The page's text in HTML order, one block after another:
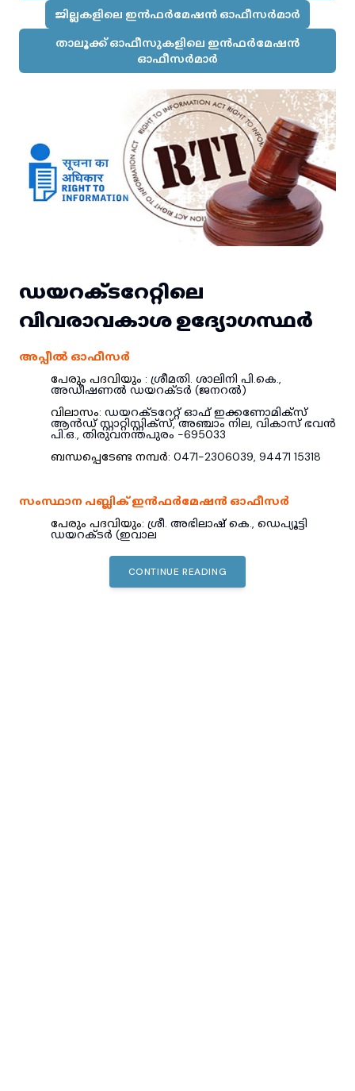
ജില്ലകളിലെ ഇൻഫർമേഷൻ ഓഫീസർമാർ
താലൂക്ക് ഓഫീസുകളിലെ ഇൻഫർമേഷൻ
ഓഫീസർമാർ
ഡയറക്ടറേറ്റിലെ
വിവരാവകാശ ഉദ്യോഗസ്ഥർ
അപ്പീൽ ഓഫീസർ
പേരും പദവിയും : ശ്രീമതി. ശാലിനി പി.കെ.,
അഡീഷണൽ ഡയറക്ടർ (ജനറൽ)
വിലാസം: ഡയറക്ടറേറ്റ് ഓഫ് ഇക്കണോമിക്സ്
ആൻഡ് സ്റ്റാറ്റിസ്റ്റിക്സ്, അഞ്ചാം നില, വികാസ് ഭവൻ
പി.ഒ., തിരുവനന്തപുരം -695033
ബന്ധപ്പെടേണ്ട നമ്പർ: 0471-2306039, 94471 15318
സംസ്ഥാന പബ്ലിക് ഇൻഫർമേഷൻ ഓഫീസർ
പേരും പദവിയും: ശ്രീ. അഭിലാഷ് കെ., ഡെപ്യൂട്ടി
ഡയറക്ടർ (ഇവാല
CONTINUE READING